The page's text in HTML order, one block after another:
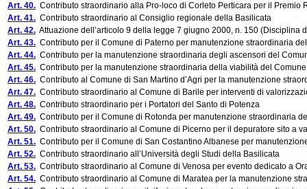
Art. 40. Contributo straordinario alla Pro-loco di Corleto Perticara per il Premio
Art. 41. Contributo straordinario al Consiglio regionale della Basilicata
Art. 42. Attuazione dell’articolo 9 della legge 7 giugno 2000, n. 150
Art. 43. Contributo per il Comune di Paterno per manutenzione straordinaria
Art. 44. Contributo per la manutenzione straordinaria degli ascensori del
Art. 45. Contributo per la manutenzione straordinaria della viabilità del
Art. 46. Contributo al Comune di San Martino d’Agri per la manutenzione
Art. 47. Contributo straordinario al Comune di Barile per interventi di
Art. 48. Contributo straordinario per i Portatori del Santo di Potenza
Art. 49. Contributo per il Comune di Rotonda per manutenzione straordinaria
Art. 50. Contributo straordinario al Comune di Picerno per il depuratore sito a
Art. 51. Contributo per il Comune di San Costantino Albanese per
Art. 52. Contributo straordinario all’Università degli Studi della Basilicata
Art. 53. Contributo straordinario al Comune di Venosa per evento dedicato a
Art. 54. Contributo straordinario al Comune di Maratea per la manutenzione